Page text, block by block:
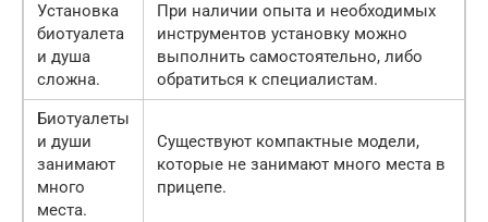
Установка
биотуалета
и душа
сложна.
При наличии опыта и необходимых
инструментов установку можно
выполнить самостоятельно, либо
обратиться к специалистам.
Биотуалеты
и души
занимают
много
места.
Существуют компактные модели,
которые не занимают много места в
прицепе.